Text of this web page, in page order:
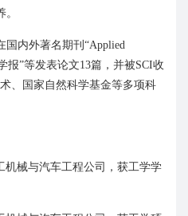
。
国内外著名期刊 “Applied
报”等发表论文13篇，并被SCI收
、 国家自然科学基金等多项科
机械与汽车工程公司
，获工学学